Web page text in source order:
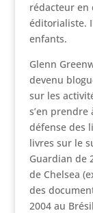
rédacteur en
éditorialiste.
enfants.
Glenn
devenu
sur les
s’en prendre
défense des
livres sur le
Guardian de
de Chelsea
des
2004 au